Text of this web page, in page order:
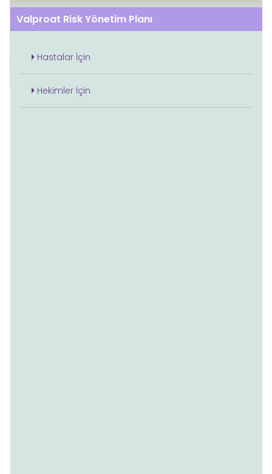
İletişim
Editorial Policies
Valproat Risk Yönetim Planı
Hastalar İçin
Hekimler İçin